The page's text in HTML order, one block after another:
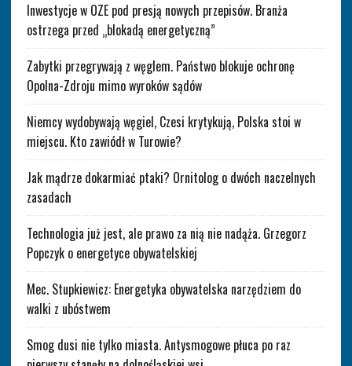
Inwestycje w OZE pod presją nowych przepisów. Branża
ostrzega przed „blokadą energetyczną”
Zabytki przegrywają z węglem. Państwo blokuje ochronę
Opolna-Zdroju mimo wyroków sądów
Niemcy wydobywają węgiel, Czesi krytykują, Polska stoi w
miejscu. Kto zawiódł w Turowie?
Jak mądrze dokarmiać ptaki? Ornitolog o dwóch naczelnych
zasadach
Technologia już jest, ale prawo za nią nie nadąża. Grzegorz
Popczyk o energetyce obywatelskiej
Mec. Stupkiewicz: Energetyka obywatelska narzędziem do
walki z ubóstwem
Smog dusi nie tylko miasta. Antysmogowe płuca po raz